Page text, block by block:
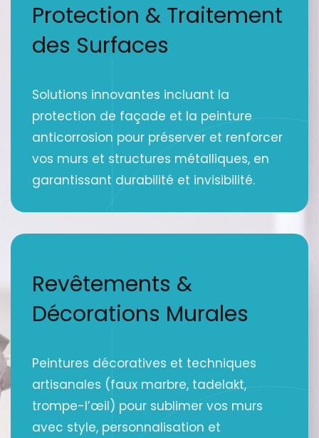
Protection & Traitement
des Surfaces
Solutions innovantes incluant la
protection de façade et la peinture
anticorrosion pour préserver et renforcer
vos murs et structures métalliques, en
garantissant durabilité et invisibilité.
Revêtements &
Décorations Murales
Peintures décoratives et techniques
artisanales (faux marbre, tadelakt,
trompe-l’œil) pour sublimer vos murs
avec style, personnalisation et